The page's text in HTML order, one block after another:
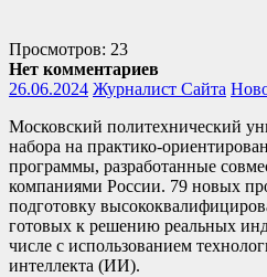
Просмотров: 23
Нет комментариев
26.06.2024 Журналист Сайта
Московский политехнический
набора на практико-
программы, разработанные
компаниями России. 79 новых
подготовку
готовых к решению реальных
числе с использованием
интеллекта (ИИ).